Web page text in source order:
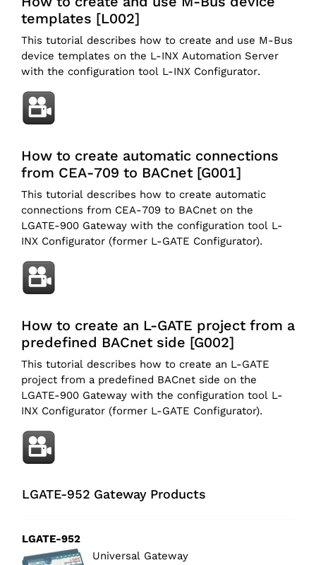
templates [L002]
This tutorial describes how to create and use M-Bus
device templates on the L-INX Automation Server
with the configuration tool L-INX Configurator.
How to create automatic connections
from CEA-709 to BACnet [G001]
This tutorial describes how to create automatic
connections from CEA-709 to BACnet on the
LGATE-900 Gateway with the configuration tool L-
INX Configurator (former L-GATE Configurator).
How to create an L-GATE project from a
predefined BACnet side [G002]
This tutorial describes how to create an L-GATE
project from a predefined BACnet side on the
LGATE-900 Gateway with the configuration tool L-
INX Configurator (former L-GATE Configurator).
LGATE-952 Gateway Products
LGATE-952
Universal Gateway